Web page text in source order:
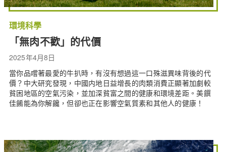
環境科學
「無肉不歡」的代價
2025年4月8日
當你品嚐著最愛的牛扒時，有沒有想過這一口殊滋異味背後的代
價？中大研究發現，中國内地日益增長的肉類消費正顯著加劇較
貧困地區的空氣污染，並加深貧富之間的健康和環境差距。美饌
佳餚能為你解饞，但卻也正在影響空氣質素和其他人的健康！